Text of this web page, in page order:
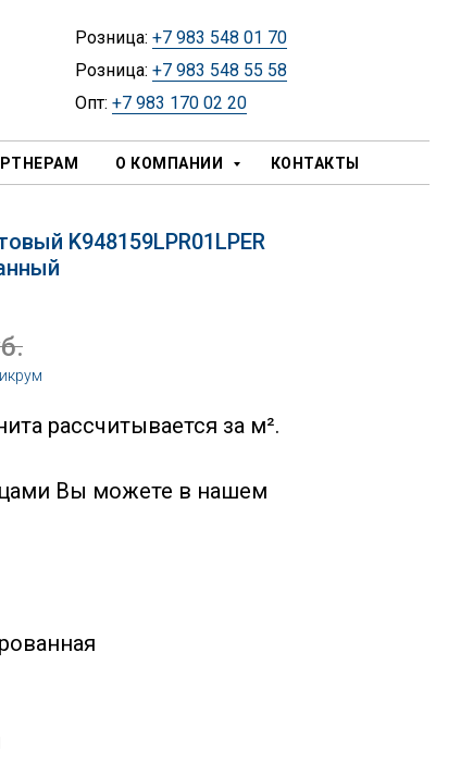
Розница: +7 983 548 01 70
Розница: +7 983 548 55 58
Опт: +7 983 170 02 20
О КОМПАНИИ КОНТАКТЫ
K948159LPR01LPER
рассчитывается за м².
Вы можете в нашем